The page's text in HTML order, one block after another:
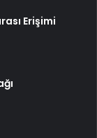
Erişimi